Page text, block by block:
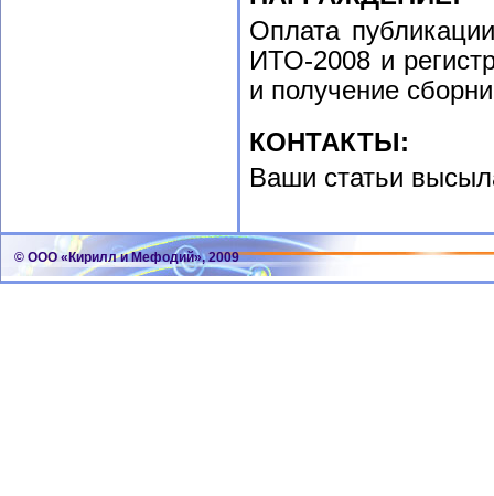
Оплата
ИТО-2008 и
и получение
КОНТАКТЫ:
Ваши статьи
© ООО «Кирилл и Мефодий», 2009